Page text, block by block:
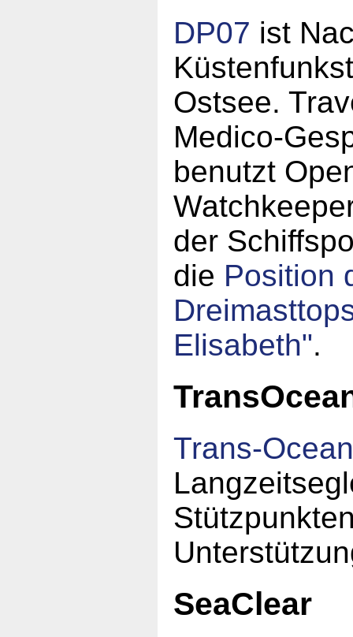
DP07 ist
Ostsee.
Medico-
benutzt
der
die Position
Elisabeth".
Trans-Ocean
SeaClear